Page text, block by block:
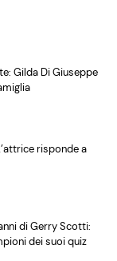
Gilda Di Giuseppe
risponde a
di Gerry Scotti:
dei suoi quiz